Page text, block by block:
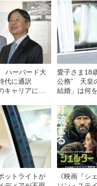
ハーバード大
代に通訳
ャリアに光
愛子さま18
公務” 天皇
結婚」は何
ットライトが
《映画『シ